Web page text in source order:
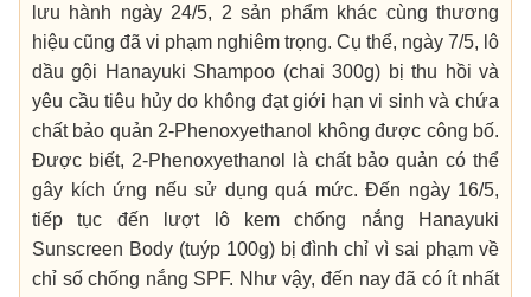
lưu hành ngày 24/5, 2 sản phẩm khác cùng thương
hiệu cũng đã vi phạm nghiêm trọng. Cụ thể, ngày 7/5, lô
dầu gội Hanayuki Shampoo (chai 300g) bị thu hồi và
yêu cầu tiêu hủy do không đạt giới hạn vi sinh và chứa
chất bảo quản 2-Phenoxyethanol không được công bố.
Được biết, 2-Phenoxyethanol là chất bảo quản có thể
gây kích ứng nếu sử dụng quá mức. Đến ngày 16/5,
tiếp tục đến lượt lô kem chống nắng Hanayuki
Sunscreen Body (tuýp 100g) bị đình chỉ vì sai phạm về
chỉ số chống nắng SPF. Như vậy, đến nay đã có ít nhất